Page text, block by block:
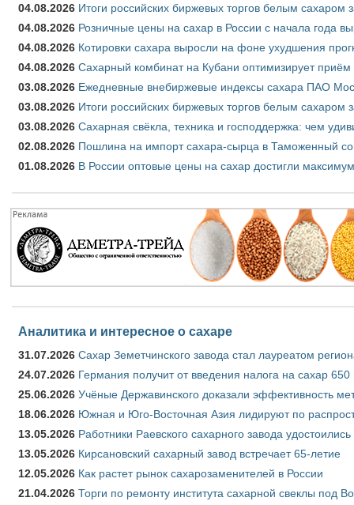
04.08.2026 Итоги российских биржевых торгов белым сахаром
04.08.2026 Розничные цены на сахар в России с начала года
04.08.2026 Котировки сахара выросли на фоне ухудшения
04.08.2026 Сахарный комбинат на Кубани оптимизирует приём
03.08.2026 Ежедневные внебиржевые индексы сахара ПАО
03.08.2026 Итоги российских биржевых торгов белым сахаром
03.08.2026 Сахарная свёкла, техника и господдержка: чем
02.08.2026 Пошлина на импорт сахара-сырца в Таможенный
01.08.2026 В России оптовые цены на сахар достигли
Аналитика и интересное о сахаре
31.07.2026 Сахар Земетчинского завода стал лауреатом
24.07.2026 Германия получит от введения налога на сахар
25.06.2026 Учёные Державинского доказали эффективность
18.06.2026 Южная и Юго-Восточная Азия лидируют по
13.05.2026 Работники Раевского сахарного завода удостоились
13.05.2026 Кирсановский сахарный завод встречает 65-летие
12.05.2026 Как растет рынок сахарозаменителей в России
21.04.2026 Торги по ремонту института сахарной свеклы под